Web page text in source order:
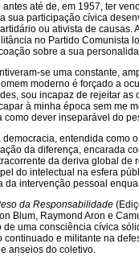
até de, em 1957, ter
sua participação cívica
ou ativista de
no Partido Comunista
sobre a sua
se uma constante,
moderno é forçado a
sou incapaz de rejeitar
à minha época sem me
dever inseparável do
entendida
da diferença, encarada
da deriva global
do intelectual na esfera
intervenção pessoal
da Responsabilidade
Blum, Raymond Aron e
uma consciência cívica
continuado e militante na
anseios do coletivo.